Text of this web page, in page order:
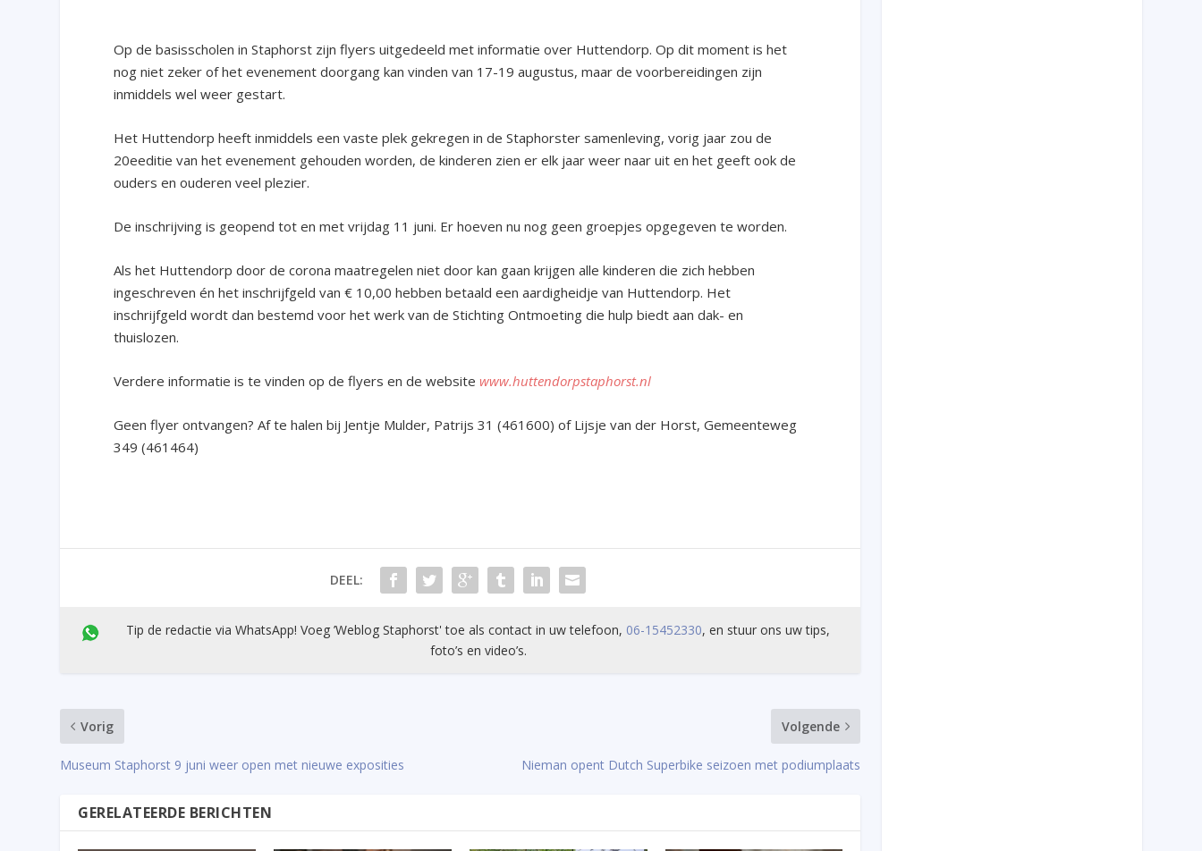
Op de basisscholen in Staphorst zijn flyers uitgedeeld met informatie over Huttendorp. Op dit moment is het
nog niet zeker of het evenement doorgang kan vinden van 17-19 augustus, maar de voorbereidingen zijn
inmiddels wel weer gestart.
Het Huttendorp heeft inmiddels een vaste plek gekregen in de Staphorster samenleving, vorig jaar zou de
20eeditie van het evenement gehouden worden, de kinderen zien er elk jaar weer naar uit en het geeft ook de
ouders en ouderen veel plezier.
De inschrijving is geopend tot en met vrijdag 11 juni. Er hoeven nu nog geen groepjes opgegeven te worden.
Als het Huttendorp door de corona maatregelen niet door kan gaan krijgen alle kinderen die zich hebben
ingeschreven én het inschrijfgeld van € 10,00 hebben betaald een aardigheidje van Huttendorp. Het
inschrijfgeld wordt dan bestemd voor het werk van de Stichting Ontmoeting die hulp biedt aan dak- en
thuislozen.
Verdere informatie is te vinden op de flyers en de website www.huttendorpstaphorst.nl
Geen flyer ontvangen? Af te halen bij Jentje Mulder, Patrijs 31 (461600) of Lijsje van der Horst, Gemeenteweg
349 (461464)
DEEL:
Tip de redactie via WhatsApp! Voeg ’Weblog Staphorst' toe als contact in uw telefoon, 06-15452330, en stuur ons uw tips,
foto’s en video’s.
Vorig
Museum Staphorst 9 juni weer open met nieuwe exposities
Volgende
Nieman opent Dutch Superbike seizoen met podiumplaats
GERELATEERDE BERICHTEN